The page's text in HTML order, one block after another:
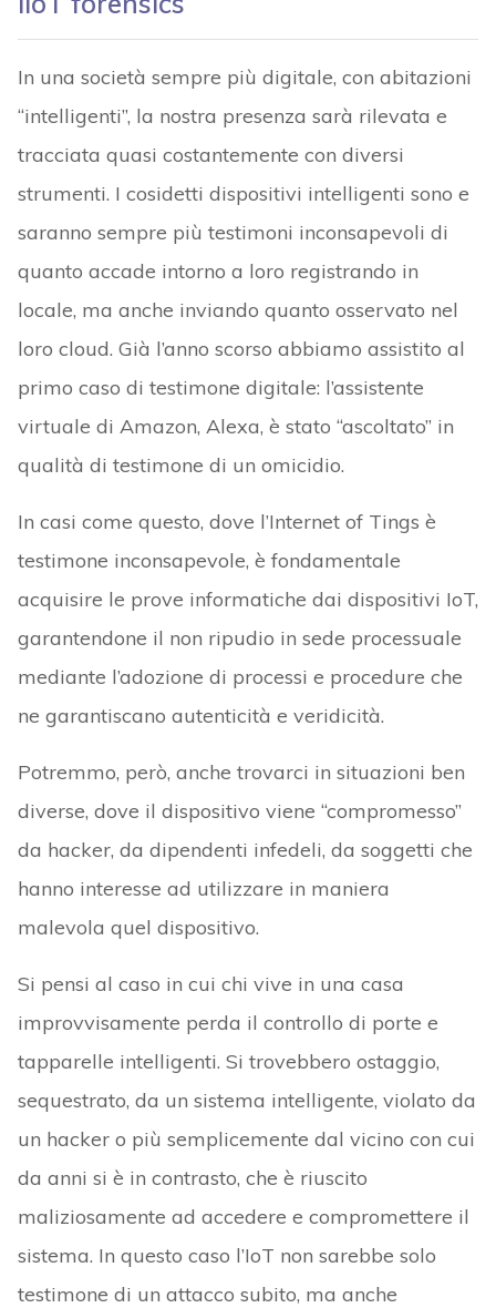
In una società sempre più digitale, con abitazioni
“intelligenti”, la nostra presenza sarà rilevata e
tracciata quasi costantemente con diversi
strumenti. I cosidetti dispositivi intelligenti sono e
saranno sempre più testimoni inconsapevoli di
quanto accade intorno a loro registrando in
locale, ma anche inviando quanto osservato nel
loro cloud. Già l’anno scorso abbiamo assistito al
primo caso di testimone digitale: l’assistente
virtuale di Amazon, Alexa, è stato “ascoltato” in
qualità di testimone di un omicidio.
In casi come questo, dove l’Internet of Tings è
testimone inconsapevole, è fondamentale
acquisire le prove informatiche dai dispositivi IoT,
garantendone il non ripudio in sede processuale
mediante l’adozione di processi e procedure che
ne garantiscano autenticità e veridicità.
Potremmo, però, anche trovarci in situazioni ben
diverse, dove il dispositivo viene “compromesso”
da hacker, da dipendenti infedeli, da soggetti che
hanno interesse ad utilizzare in maniera
malevola quel dispositivo.
Si pensi al caso in cui chi vive in una casa
improvvisamente perda il controllo di porte e
tapparelle intelligenti. Si trovebbero ostaggio,
sequestrato, da un sistema intelligente, violato da
un hacker o più semplicemente dal vicino con cui
da anni si è in contrasto, che è riuscito
maliziosamente ad accedere e compromettere il
sistema. In questo caso l’IoT non sarebbe solo
testimone di un attacco subito, ma anche